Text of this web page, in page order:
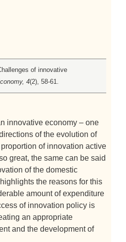
of innovative
4(2), 58-61.
innovative economy – one
of the evolution of
of innovation active
great, the same can be said
of the domestic
the reasons for this
amount of expenditure
of innovation policy is
an appropriate
and the development of